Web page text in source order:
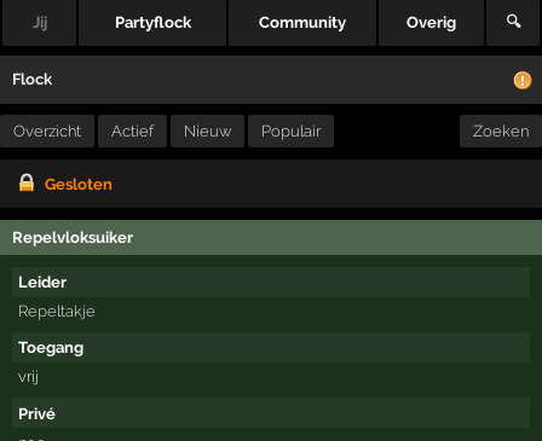
Jij Partyflock Community Overig 🔍
Flock
Overzicht Actief Nieuw Populair Zoeken
Gesloten
Repelvloksuiker
Leider
Repeltakje
Toegang
vrij
Privé